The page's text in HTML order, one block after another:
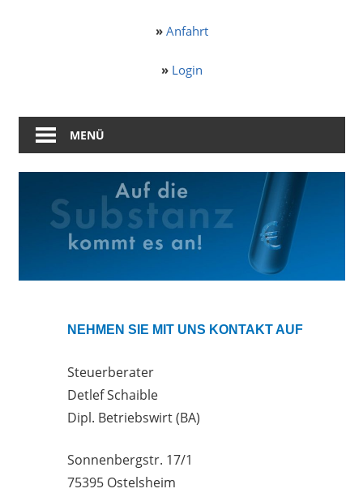
» Anfahrt
» Login
MENÜ
NEHMEN SIE MIT UNS KONTAKT AUF
Steuerberater
Detlef Schaible
Dipl. Betriebswirt (BA)
Sonnenbergstr. 17/1
75395 Ostelsheim